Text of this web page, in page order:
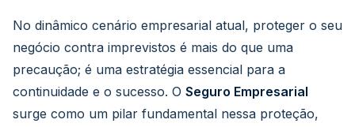
No dinâmico cenário empresarial atual, proteger o seu
negócio contra imprevistos é mais do que uma
precaução; é uma estratégia essencial para a
continuidade e o sucesso. O Seguro Empresarial
surge como um pilar fundamental nessa proteção,